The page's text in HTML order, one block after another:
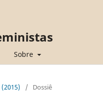
Sobre
(2015) / Dossiê